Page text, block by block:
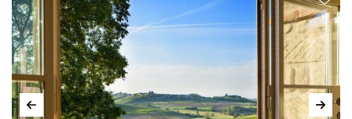
Vorige